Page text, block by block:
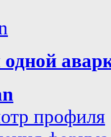
профиля